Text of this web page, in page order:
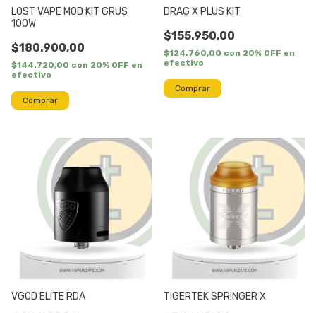
LOST VAPE MOD KIT GRUS
100W
$180.900,00
$144.720,00 con 20% OFF en
efectivo
DRAG X PLUS KIT
$155.950,00
$124.760,00 con 20% OFF en
efectivo
VGOD ELITE RDA TIGERTEK SPRINGER X